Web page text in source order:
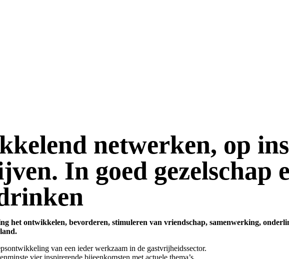
netwerken, op
In goed gezelschap
het ontwikkelen, bevorderen, stimuleren van vriendschap, samenwerking,
van een ieder werkzaam in de gastvrijheidssector.
vier inspirerende bijeenkomsten met actuele thema’s.